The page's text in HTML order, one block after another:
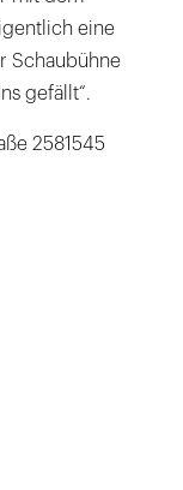
eine
Schaubühne
gefällt“.
2581545